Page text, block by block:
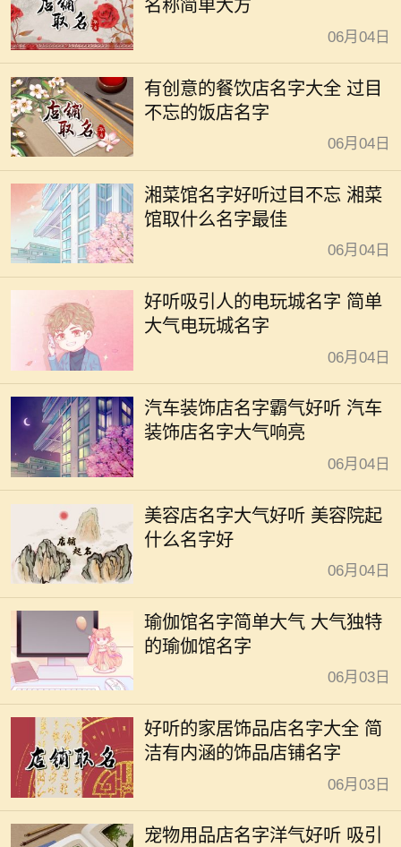
名称简单大方
06月04日
有创意的餐饮店名字大全 过目
不忘的饭店名字
06月04日
湘菜馆名字好听过目不忘 湘菜
馆取什么名字最佳
06月04日
好听吸引人的电玩城名字 简单
大气电玩城名字
06月04日
汽车装饰店名字霸气好听 汽车
装饰店名字大气响亮
06月04日
美容店名字大气好听 美容院起
什么名字好
06月04日
瑜伽馆名字简单大气 大气独特
的瑜伽馆名字
06月03日
好听的家居饰品店名字大全 简
洁有内涵的饰品店铺名字
06月03日
宠物用品店名字洋气好听 吸引